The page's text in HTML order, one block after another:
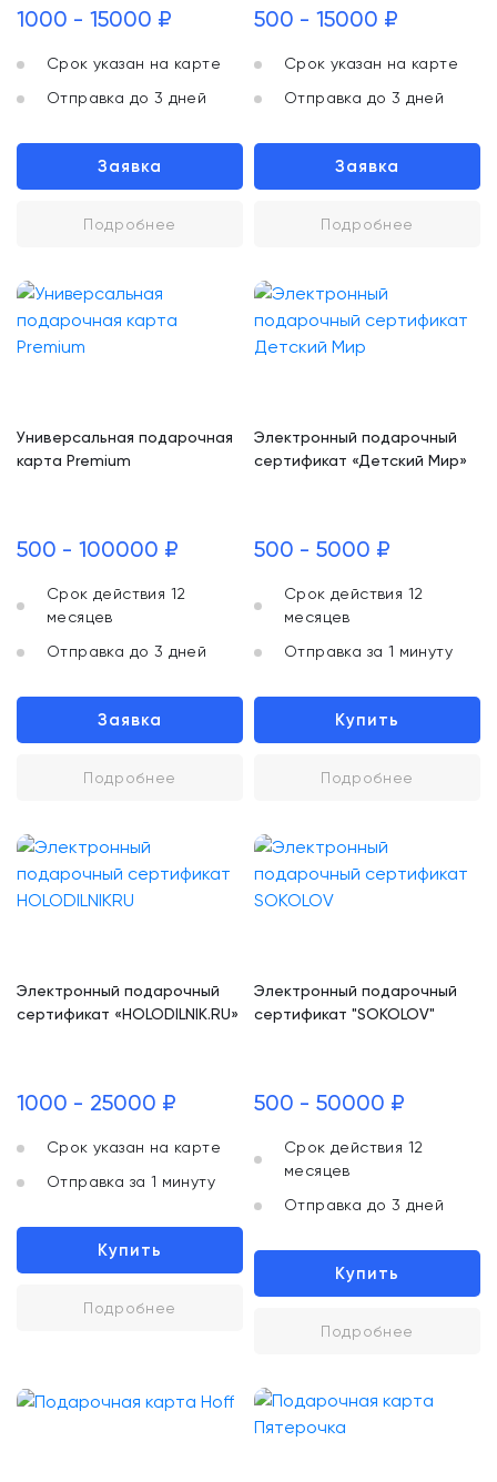
1000 - 15000 ₽
Срок указан на карте
Отправка до 3 дней
Заявка
Подробнее
500 - 15000 ₽
Срок указан на карте
Отправка до 3 дней
Заявка
Подробнее
Универсальная подарочная
карта Premium
500 - 100000 ₽
Срок действия 12
месяцев
Отправка до 3 дней
Заявка
Подробнее
Электронный подарочный
сертификат «Детский Мир»
500 - 5000 ₽
Срок действия 12
месяцев
Отправка за 1 минуту
Купить
Подробнее
Электронный подарочный
сертификат «HOLODILNIK.RU»
1000 - 25000 ₽
Срок указан на карте
Отправка за 1 минуту
Купить
Подробнее
Электронный подарочный
сертификат "SOKOLOV"
500 - 50000 ₽
Срок действия 12
месяцев
Отправка до 3 дней
Купить
Подробнее